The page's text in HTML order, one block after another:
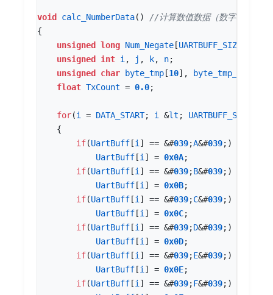
void calc_NumberData()
{
unsigned
long Num_Negate [UARTBUFF_SIZE
unsigned
int i, j , k, n;
unsigned
char byte_tmp [10], byte_tmp_negate
float TxCount = 0.0;
for(i = DATA_START; i &lt ; UARTBUFF_SIZE
{
if(UartBuff [i] == &#039;A&#039;)
UartBuff [i] = 0x0A;
if(UartBuff [i] == &#039;B&#039;)
UartBuff [i] = 0x0B;
if(UartBuff [i] == &#039;C&#039;)
UartBuff [i] = 0x0C;
if(UartBuff [i] == &#039;D&#039;)
UartBuff [i] = 0x0D;
if(UartBuff [i] == &#039;E&#039;)
UartBuff [i] = 0x0E;
if(UartBuff [i] == &#039;F&#039;)